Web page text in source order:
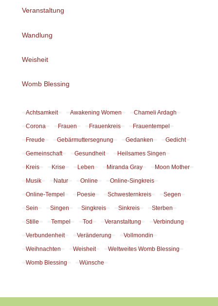
Veranstaltung
Wandlung
Weisheit
Womb Blessing
Achtsamkeit Awakening Women
Chameli Ardagh
Corona
Frauen Frauenkreis
Frauentempel
Freude
Gebärmuttersegnung Gedanken
Gedicht
Gemeinschaft
Gesundheit
Heilsames Singen
Kreis
Krise Leben Miranda Gray
Moon Mother
Musik
Natur Online
Online-Singkreis
Online-Tempel
Poesie Schwesternkreis
Segen
Sein
Singen Singkreis Sinkreis
Sterben
Stille
Tempel Tod Veranstaltung
Verbindung
Verbundenheit
Veränderung
Vollmondin
Weihnachten
Weisheit
Weltweites Womb Blessing
Womb Blessing
Wünsche